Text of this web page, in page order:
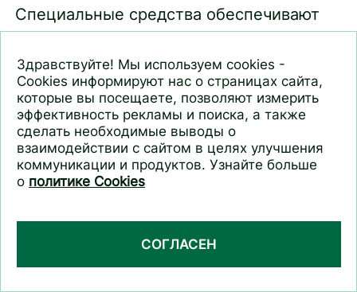
Специальные средства обеспечивают
интенсивное питание и увлажнение,
дарят восстанавливающий эффект,
заботу о мягкости и гладкости. При этом
важна регулярность: старайтесь
использовать кремы для кожи рук и ног
минимум дважды в сутки.
Здравствуйте! Мы используем cookies -
Cookies информируют нас о страницах сайта,
которые вы посещаете, позволяют измерить
эффективность рекламы и поиска, а также
сделать необходимые выводы о
взаимодействии с сайтом в целях улучшения
коммуникации и продуктов. Узнайте больше
о политике Cookies
СОГЛАСЕН